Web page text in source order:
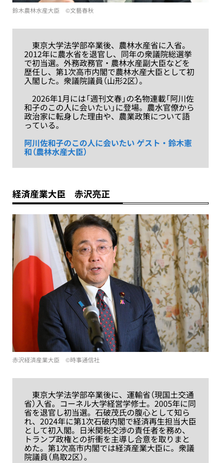
鈴木農林水産大臣 ©︎文藝春秋
東京大学法学部卒業後、農林水産省に入省。
2012年に農水省を退官し、同年の衆議院総選挙
で初当選。外務政務官・農林水産副大臣などを
歴任し、第1次高市内閣で農林水産大臣として初
入閣した。衆議院議員（山形2区）。
2026年1月には「週刊文春」の名物連載「阿川佐
和子のこの人に会いたい」に登場。農水官僚から
政治家に転身した理由や、農業政策について語
っている。
阿川佐和子のこの人に会いたい ゲスト・鈴木憲
和（農林水産大臣）
経済産業大臣 赤沢亮正
赤沢経済産業大臣 ©時事通信社
東京大学法学部卒業後に、運輸省（現国土交通
省）入省。コーネル大学経営学修士。2005年に同
省を退官し初当選。石破茂氏の腹心として知ら
れ、2024年に第1次石破内閣で経済再生担当大臣
として初入閣。日米関税交渉の責任者を務め、
トランプ政権との折衝を主導し合意を取りまと
めた。第1次高市内閣では経済産業大臣に。衆議
院議員（鳥取2区）。